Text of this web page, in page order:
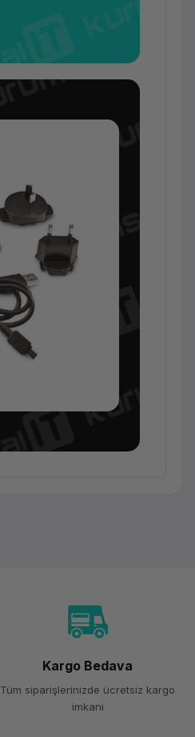
Kargo Bedava
Tüm siparişlerinizde ücretsiz kargo
imkanı